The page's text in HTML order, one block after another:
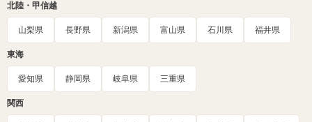
北陸・甲信越
山梨県 長野県 新潟県 富山県 石川県 福井県
東海
愛知県 静岡県 岐阜県 三重県
関西